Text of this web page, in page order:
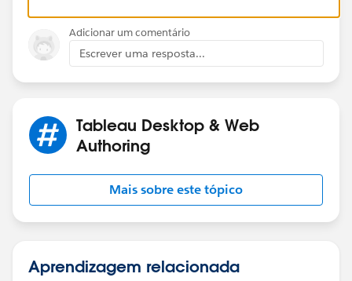
Adicionar um comentário
Escrever uma resposta...
Tableau Desktop & Web
Authoring
Mais sobre este tópico
Aprendizagem relacionada